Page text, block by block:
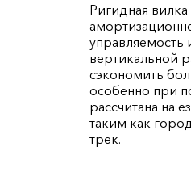
Ригидная
управляемость
вертикальной
сэкономить
особенно при
рассчитана на
таким как
трек.